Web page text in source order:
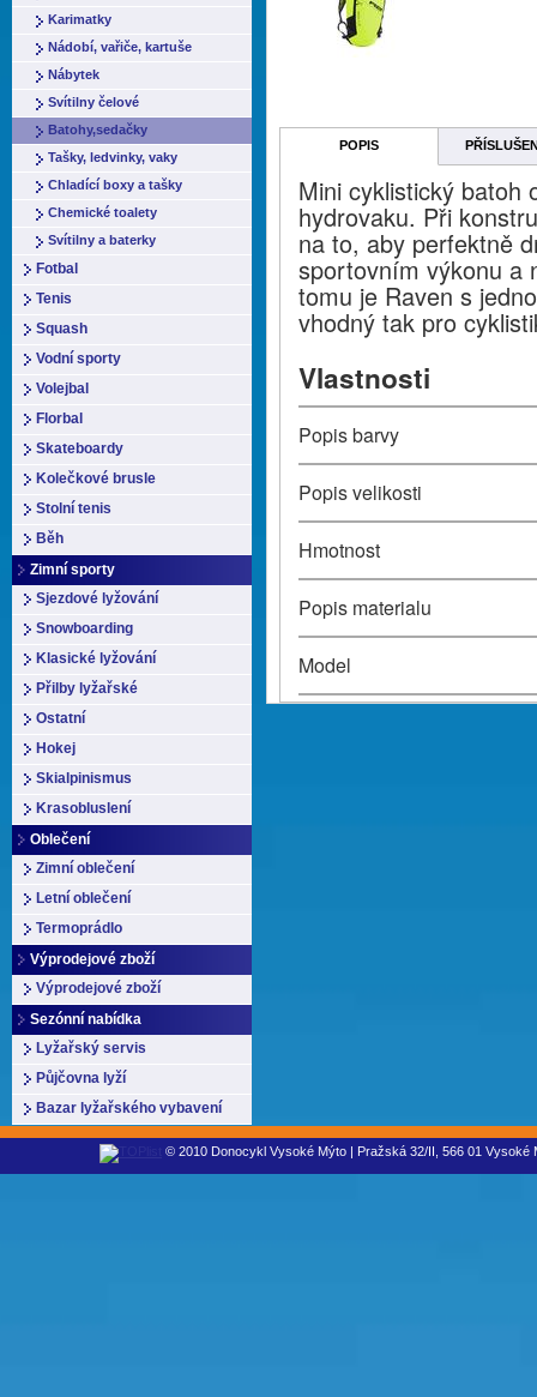
Karimatky
Nádobí, vařiče, kartuše
Nábytek
Svítilny čelové
Batohy,sedačky
Tašky, ledvinky, vaky
Chladící boxy a tašky
Chemické toalety
Svítilny a baterky
Fotbal
Tenis
Squash
Vodní sporty
Volejbal
Florbal
Skateboardy
Kolečkové brusle
Stolní tenis
Běh
Zimní sporty
Sjezdové lyžování
Snowboarding
Klasické lyžování
Přilby lyžařské
Ostatní
Hokej
Skialpinismus
Krasobluslení
Oblečení
Zimní oblečení
Letní oblečení
Termoprádlo
Výprodejové zboží
Výprodejové zboží
Sezónní nabídka
Lyžařský servis
Půjčovna lyží
Bazar lyžařského vybavení
POPIS
Mini cyklistický batoh
hydrovaku. Při
na to, aby perfektně
sportovním výkonu a
tomu je Raven s
vhodný tak pro
Vlastnosti
Popis barvy
Popis velikosti
Hmotnost
Popis materialu
Model
© 2010 Donocykl Vysoké Mýto | Pražská 32/II, 566 01 Vysoké